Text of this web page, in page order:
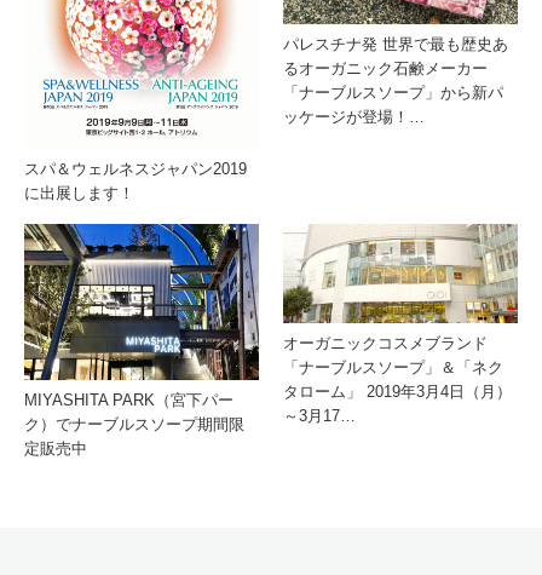
スパ＆ウェルネスジャパン2019
に出展します！
パレスチナ発 世界で最も歴史あ
るオーガニック石鹸メーカー
「ナーブルスソープ」から新パ
ッケージが登場！…
MIYASHITA PARK（宮下パー
ク）でナーブルスソープ期間限
定販売中
オーガニックコスメブランド
「ナーブルスソープ」＆「ネク
タローム」 2019年3月4日（月）
～3月17…